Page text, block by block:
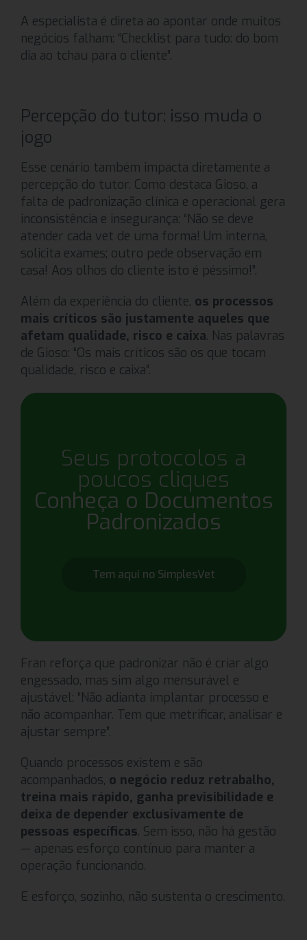
A especialista é direta ao apontar onde muitos
negócios falham: “Checklist para tudo: do bom
dia ao tchau para o cliente”.
Percepção do tutor: isso muda o
jogo
Esse cenário também impacta diretamente a
percepção do tutor. Como destaca Gioso, a
falta de padronização clínica e operacional gera
inconsistência e insegurança: “Não se deve
atender cada vet de uma forma! Um interna,
solicita exames; outro pede observação em
casa! Aos olhos do cliente isto é péssimo!”.
Além da experiência do cliente, os processos
mais críticos são justamente aqueles que
afetam qualidade, risco e caixa. Nas palavras
de Gioso: “Os mais críticos são os que tocam
qualidade, risco e caixa”.
Seus protocolos a
poucos cliques
Conheça o Documentos
Padronizados
Tem aqui no SimplesVet
Fran reforça que padronizar não é criar algo
engessado, mas sim algo mensurável e
ajustável: “Não adianta implantar processo e
não acompanhar. Tem que metrificar, analisar e
ajustar sempre”.
Quando processos existem e são
acompanhados, o negócio reduz retrabalho,
treina mais rápido, ganha previsibilidade e
deixa de depender exclusivamente de
pessoas específicas. Sem isso, não há gestão
— apenas esforço contínuo para manter a
operação funcionando.
E esforço, sozinho, não sustenta o crescimento.